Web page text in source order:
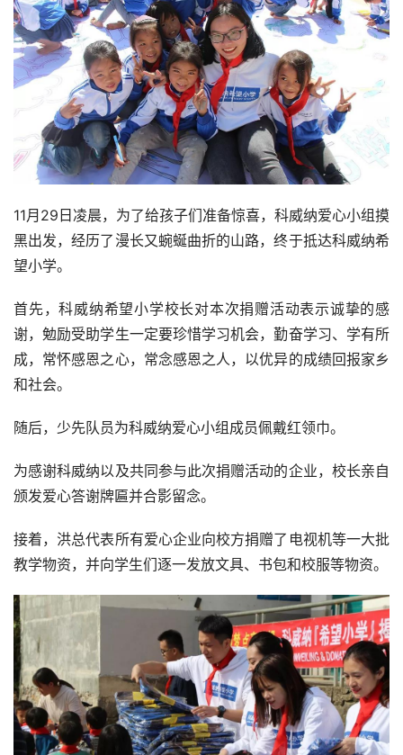
11月29日凌晨，为了给孩子们准备惊喜，科威纳爱心小组摸
黑出发，经历了漫长又蜿蜒曲折的山路，终于抵达科威纳希
望小学。
首先，科威纳希望小学校长对本次捐赠活动表示诚挚的感
谢，勉励受助学生一定要珍惜学习机会，勤奋学习、学有所
成，常怀感恩之心，常念感恩之人，以优异的成绩回报家乡
和社会。
随后，少先队员为科威纳爱心小组成员佩戴红领巾。
为感谢科威纳以及共同参与此次捐赠活动的企业，校长亲自
颁发爱心答谢牌匾并合影留念。
接着，洪总代表所有爱心企业向校方捐赠了电视机等一大批
教学物资，并向学生们逐一发放文具、书包和校服等物资。